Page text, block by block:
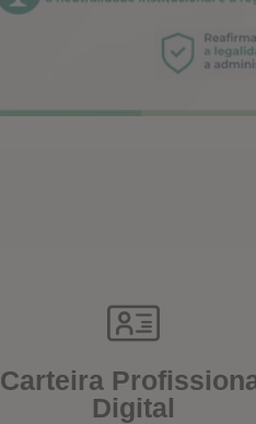
Carteira
Digital